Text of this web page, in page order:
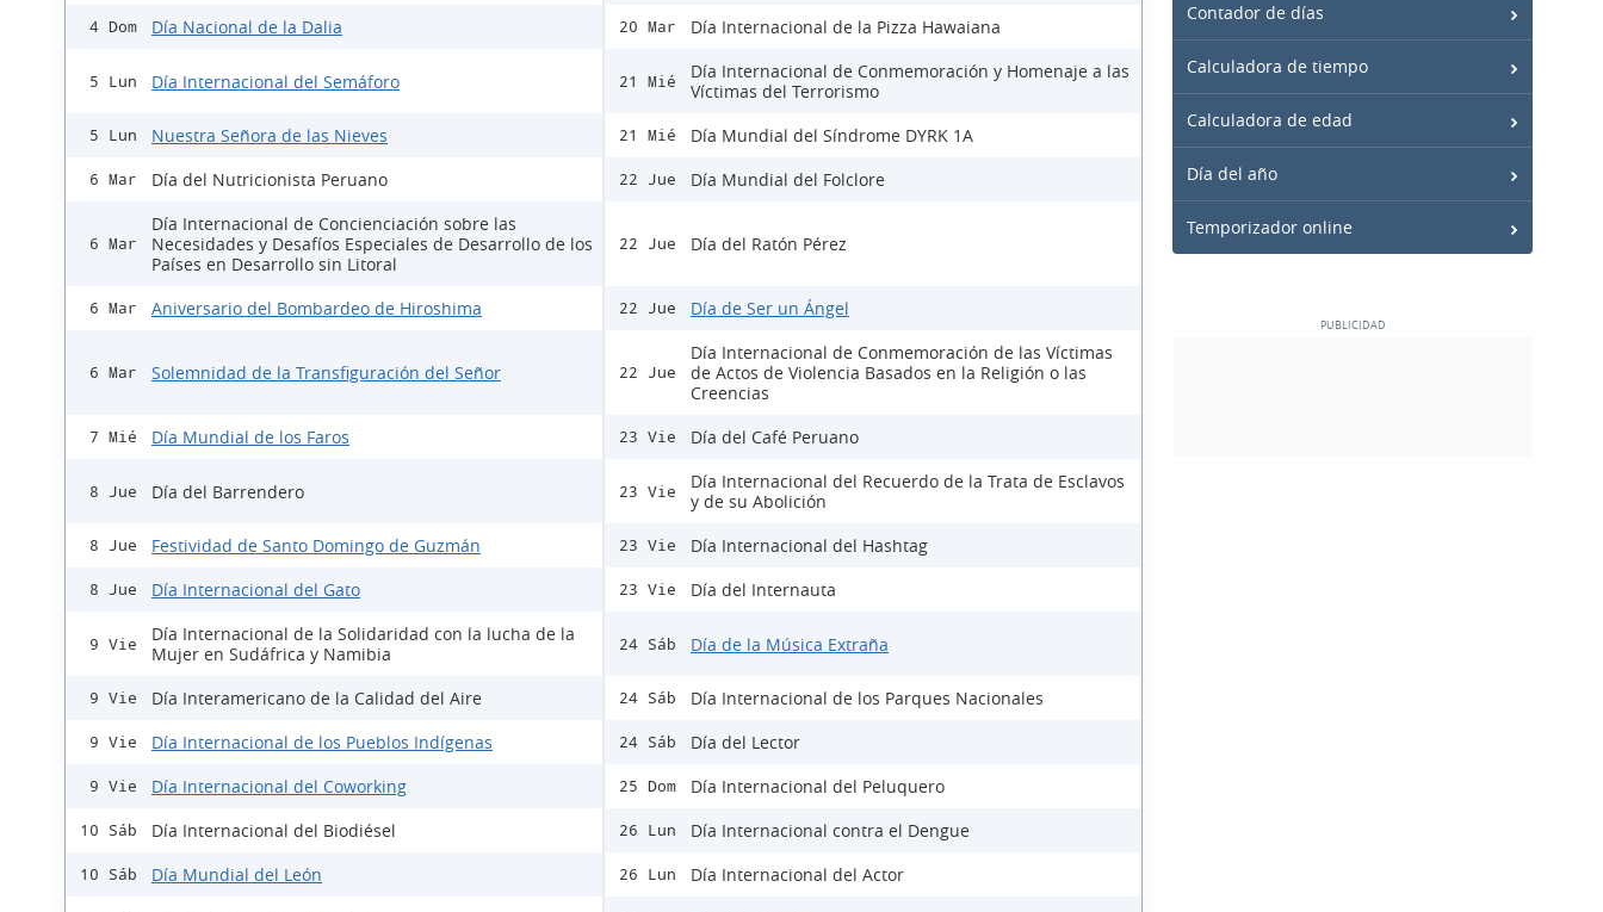
4 Dom Día Nacional de la Dalia
5 Lun Día Internacional del Semáforo
5 Lun Nuestra Señora de las Nieves
6 Mar Día del Nutricionista Peruano
6 Mar
Día Internacional de Concienciación sobre las
Necesidades y Desafíos Especiales de Desarrollo de los
Países en Desarrollo sin Litoral
6 Mar Aniversario del Bombardeo de Hiroshima
6 Mar Solemnidad de la Transfiguración del Señor
7 Mié Día Mundial de los Faros
8 Jue Día del Barrendero
8 Jue Festividad de Santo Domingo de Guzmán
8 Jue Día Internacional del Gato
9 Vie
Día Internacional de la Solidaridad con la lucha de la
Mujer en Sudáfrica y Namibia
9 Vie Día Interamericano de la Calidad del Aire
9 Vie Día Internacional de los Pueblos Indígenas
9 Vie Día Internacional del Coworking
10 Sáb Día Internacional del Biodiésel
10 Sáb Día Mundial del León
20 Mar Día Internacional de la Pizza Hawaiana
21 Mié
Día Internacional de Conmemoración y Homenaje a las
Víctimas del Terrorismo
21 Mié Día Mundial del Síndrome DYRK 1A
22 Jue Día Mundial del Folclore
22 Jue Día del Ratón Pérez
22 Jue Día de Ser un Ángel
22 Jue
Día Internacional de Conmemoración de las Víctimas
de Actos de Violencia Basados en la Religión o las
Creencias
23 Vie Día del Café Peruano
23 Vie
Día Internacional del Recuerdo de la Trata de Esclavos
y de su Abolición
23 Vie Día Internacional del Hashtag
23 Vie Día del Internauta
24 Sáb Día de la Música Extraña
24 Sáb Día Internacional de los Parques Nacionales
24 Sáb Día del Lector
25 Dom Día Internacional del Peluquero
26 Lun Día Internacional contra el Dengue
26 Lun Día Internacional del Actor
Contador de días
Calculadora de tiempo
Calculadora de edad
Día del año
Temporizador online